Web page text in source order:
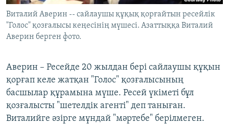
Виталий Аверин -- сайлаушы құқық қорғайтын ресейлік
"Голос" қозғалысы кеңесінің мүшесі. Азаттыққа Виталий
Аверин берген фото.
Аверин – Ресейде 20 жылдан бері сайлаушы құқын
қорғап келе жатқан "Голос" қозғалысының
басшылар құрамына мүше. Ресей үкіметі бұл
қозғалысты "шетелдік агенті" деп таныған.
Виталийге әзірге мұндай "мәртебе" берілмеген.